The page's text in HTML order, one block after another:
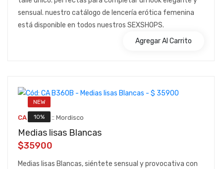
sensual. nuestro catálogo de lencería erótica femenina
está disponible en todos nuestros SEXSHOPS.
Agregar Al Carrito
NEW
10%
CA B360B :: Mordisco
Medias lisas Blancas
$35900
Medias lisas Blancas, siéntete sensual y provocativa con